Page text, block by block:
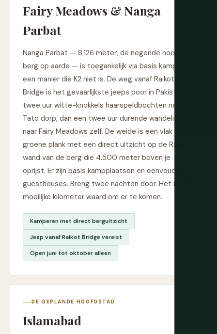
Fairy Meadows & Nanga
Parbat
Nanga Parbat — 8.126 meter, de negende hoogste
berg op aarde — is toegankelijk via basis kamp op
een manier die K2 niet is. De weg vanaf Raikot
Bridge is het gevaarlijkste jeeps poor in Pakistan,
twee uur witte-knokkels haarspeldbochten naar
Tato dorp, dan een twee uur durende wandeling
naar Fairy Meadows zelf. De weide is een vlak
groene plank met een direct uitzicht op de Raikot
wand van de berg die 4.500 meter boven je
oprijst. Er zijn basis kampplaatsen en eenvoudige
guesthouses. Breng twee nachten door. Het is elke
moeilijke kilometer waard om er te komen.
Kamperen met direct berguitzicht
Jeep vanaf Raikot Bridge vereist
Open juni tot oktober alleen
DE GEPLANDE HOOFDSTAD
Islamabad